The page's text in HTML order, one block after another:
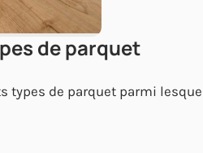
de parquet
types de parquet parmi